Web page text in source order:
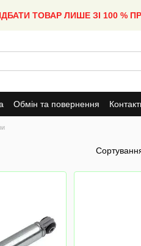
ТОВАР ЛИШЕ ЗІ 100
Обмін та повернення